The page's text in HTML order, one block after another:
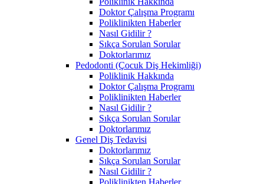
Doktor Çalışma Programı
Poliklinikten Haberler
Nasıl Gidilir ?
Sıkça Sorulan Sorular
Doktorlarımız
Pedodonti (Çocuk Diş Hekimliği)
Poliklinik Hakkında
Doktor Çalışma Programı
Poliklinikten Haberler
Nasıl Gidilir ?
Sıkça Sorulan Sorular
Doktorlarımız
Genel Diş Tedavisi
Doktorlarımız
Sıkça Sorulan Sorular
Nasıl Gidilir ?
Poliklinikten Haberler